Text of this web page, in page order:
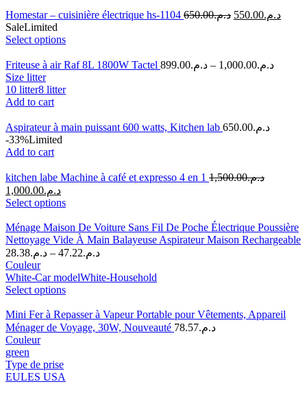
Homestar – cuisinière électrique hs-1104 د.م.650.00 د.م.550.00
SaleLimited
Select options
Friteuse à air Raf 8L 1800W Tactel د.م.899.00 – د.م.1,000.00
Size litter
10 litter8 litter
Add to cart
Aspirateur à main puissant 600 watts, Kitchen lab د.م.650.00
-33%Limited
Add to cart
kitchen labe Machine à café et expresso 4 en 1 د.م.1,500.00
د.م.1,000.00
Select options
Ménage Maison De Voiture Sans Fil De Poche Électrique Poussière
Nettoyage Vide À Main Balayeuse Aspirateur Maison Rechargeable
د.م.28.38 – د.م.47.22
Couleur
White-Car modelWhite-Household
Select options
Mini Fer à Repasser à Vapeur Portable pour Vêtements, Appareil
Ménager de Voyage, 30W, Nouveauté
د.م.78.57
Couleur
green
Type de prise
EULES USA